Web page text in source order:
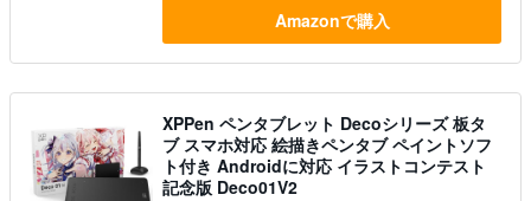
Amazonで購入
XPPen ペンタブレット Decoシリーズ 板タ
ブ スマホ対応 絵描きペンタブ ペイントソフ
ト付き Androidに対応 イラストコンテスト
記念版 Deco01V2